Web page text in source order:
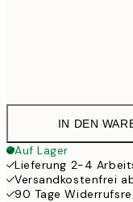
IN DEN
Auf Lager
Lieferung 2-4
Versandkostenfrei
90 Tage